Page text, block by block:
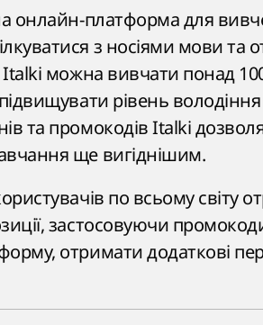
онлайн-платформа для
з носіями мови та
можна вивчати понад
підвищувати рівень
та промокодів Italki
ще вигіднішим.
по всьому
застосовуючи
отримати додаткові